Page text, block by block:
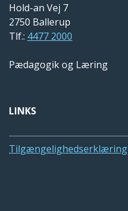
Hold-an Vej 7
2750 Ballerup
Tlf.: 4477 2000
Pædagogik og Læring
LINKS
Tilgængelighedserklæring